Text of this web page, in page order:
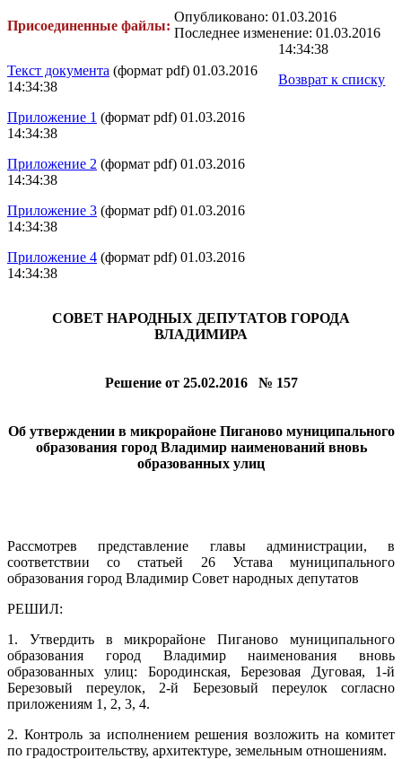
Присоединенные файлы:
Текст документа (формат pdf) 01.03.2016
14:34:38
Приложение 1 (формат pdf) 01.03.2016
14:34:38
Приложение 2 (формат pdf) 01.03.2016
14:34:38
Приложение 3 (формат pdf) 01.03.2016
14:34:38
Приложение 4 (формат pdf) 01.03.2016
14:34:38
СОВЕТ НАРОДНЫХ ДЕПУТАТОВ ГОРОДА
ВЛАДИМИРА
Решение от 25.02.2016 № 157
Об утверждении в микрорайоне Пиганово муниципального
образования город Владимир наименований вновь
образованных улиц
Рассмотрев представление главы администрации, в
соответствии со статьей 26 Устава муниципального
образования город Владимир Совет народных депутатов
РЕШИЛ:
1. Утвердить в микрорайоне Пиганово муниципального
образования город Владимир наименования вновь
образованных улиц: Бородинская, Березовая Дуговая, 1-й
Березовый переулок, 2-й Березовый переулок согласно
приложениям 1, 2, 3, 4.
2. Контроль за исполнением решения возложить на комитет
по градостроительству, архитектуре, земельным отношениям.
Опубликовано: 01.03.2016
Последнее изменение: 01.03.2016
14:34:38
Возврат к списку